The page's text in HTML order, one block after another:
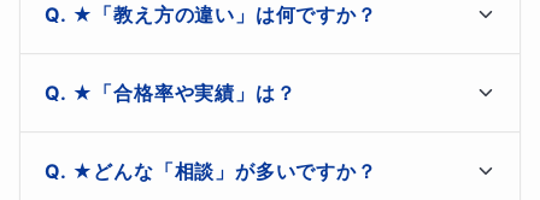
ギフテッドの子ども達は、他の子ども達よりもはやく学ぶ
ことができます。新しい情報を素早く吸収する能力が高
く、ハイレベルな情報処理能力を持っています。
★「教え方の違い」は何ですか？
【脳科学×欧米式学習メソッド】により、
・見やすくて分かりやすい「スラスラ図解」が人気
・授業で使った「ポイント画像」を毎回プレゼント
★「合格率や実績」は？
ご質問ありがとうございます。
以下に掲載させていただきます。
★どんな「相談」が多いですか？